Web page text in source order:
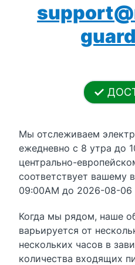
Мы отслеживаем
ежедневно с 8 утра до
центрально-
соответствует вашему
09:00AM до 2026-08-06
Когда мы рядом, наше
варьируется от
нескольких часов в
количества входящих